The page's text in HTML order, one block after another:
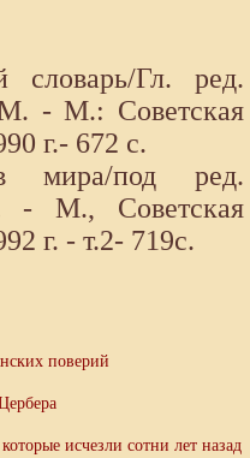
словарь/Гл. ред.
- М.: Советская
г.- 672 с.
мира/под ред.
- М., Советская
г. - т.2- 719с.
поверий
исчезли сотни лет назад